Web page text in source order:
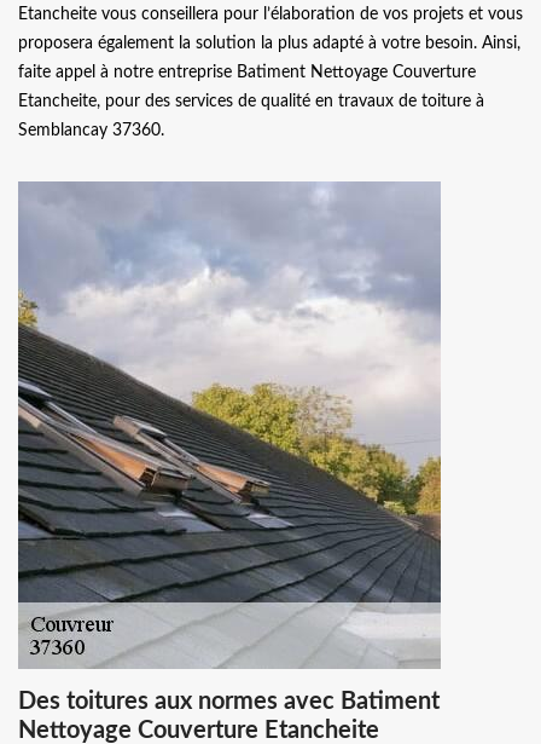
Etancheite vous conseillera pour l’élaboration de vos projets et vous
proposera également la solution la plus adapté à votre besoin. Ainsi,
faite appel à notre entreprise Batiment Nettoyage Couverture
Etancheite, pour des services de qualité en travaux de toiture à
Semblancay 37360.
Des toitures aux normes avec Batiment
Nettoyage Couverture Etancheite